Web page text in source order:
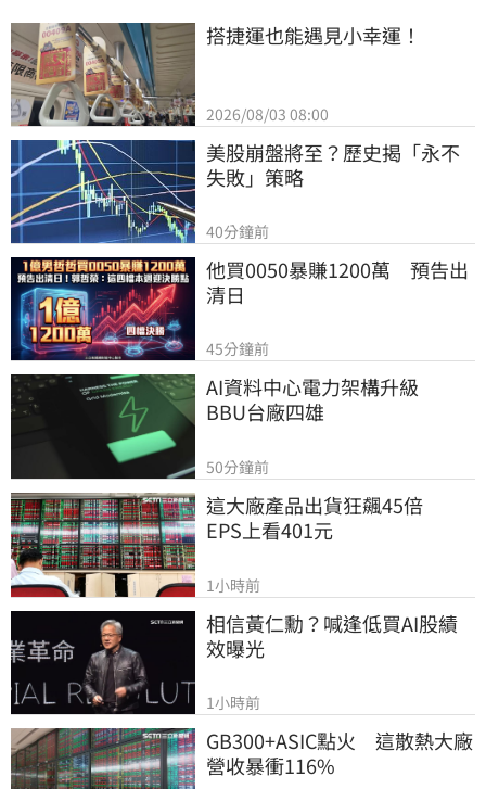
搭捷運也能遇見小幸運！
2026/08/03 08:00
美股崩盤將至？歷史揭「永不
失敗」策略
40分鐘前
他買0050暴賺1200萬　預告出
清日
45分鐘前
AI資料中心電力架構升級
BBU台廠四雄
50分鐘前
這大廠產品出貨狂飆45倍
EPS上看401元
1小時前
相信黃仁勳？喊逢低買AI股績
效曝光
1小時前
GB300+ASIC點火　這散熱大廠
營收暴衝116%